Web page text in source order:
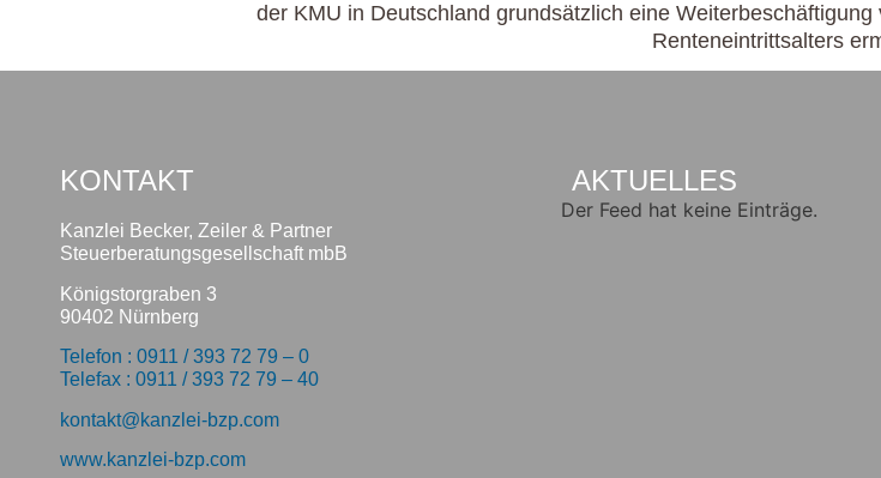
der KMU in Deutschland grundsätzlich eine
Renteneintrittsalters
KONTAKT
Kanzlei Becker, Zeiler & Partner
Steuerberatungsgesellschaft mbB
Königstorgraben 3
90402 Nürnberg
Telefon : 0911 / 393 72 79 – 0
Telefax : 0911 / 393 72 79 – 40
kontakt@kanzlei-bzp.com
www.kanzlei-bzp.com
AKTUELLES
Der Feed hat keine Einträge.